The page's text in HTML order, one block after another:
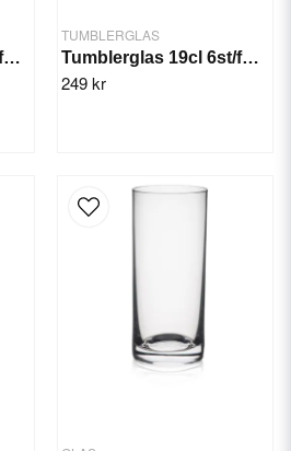
Tumblerglas 25cl 6st/fp. Rona Lunar
TUMBLERGLAS
Tumblerglas 19cl 6st/fp. Water
249 kr